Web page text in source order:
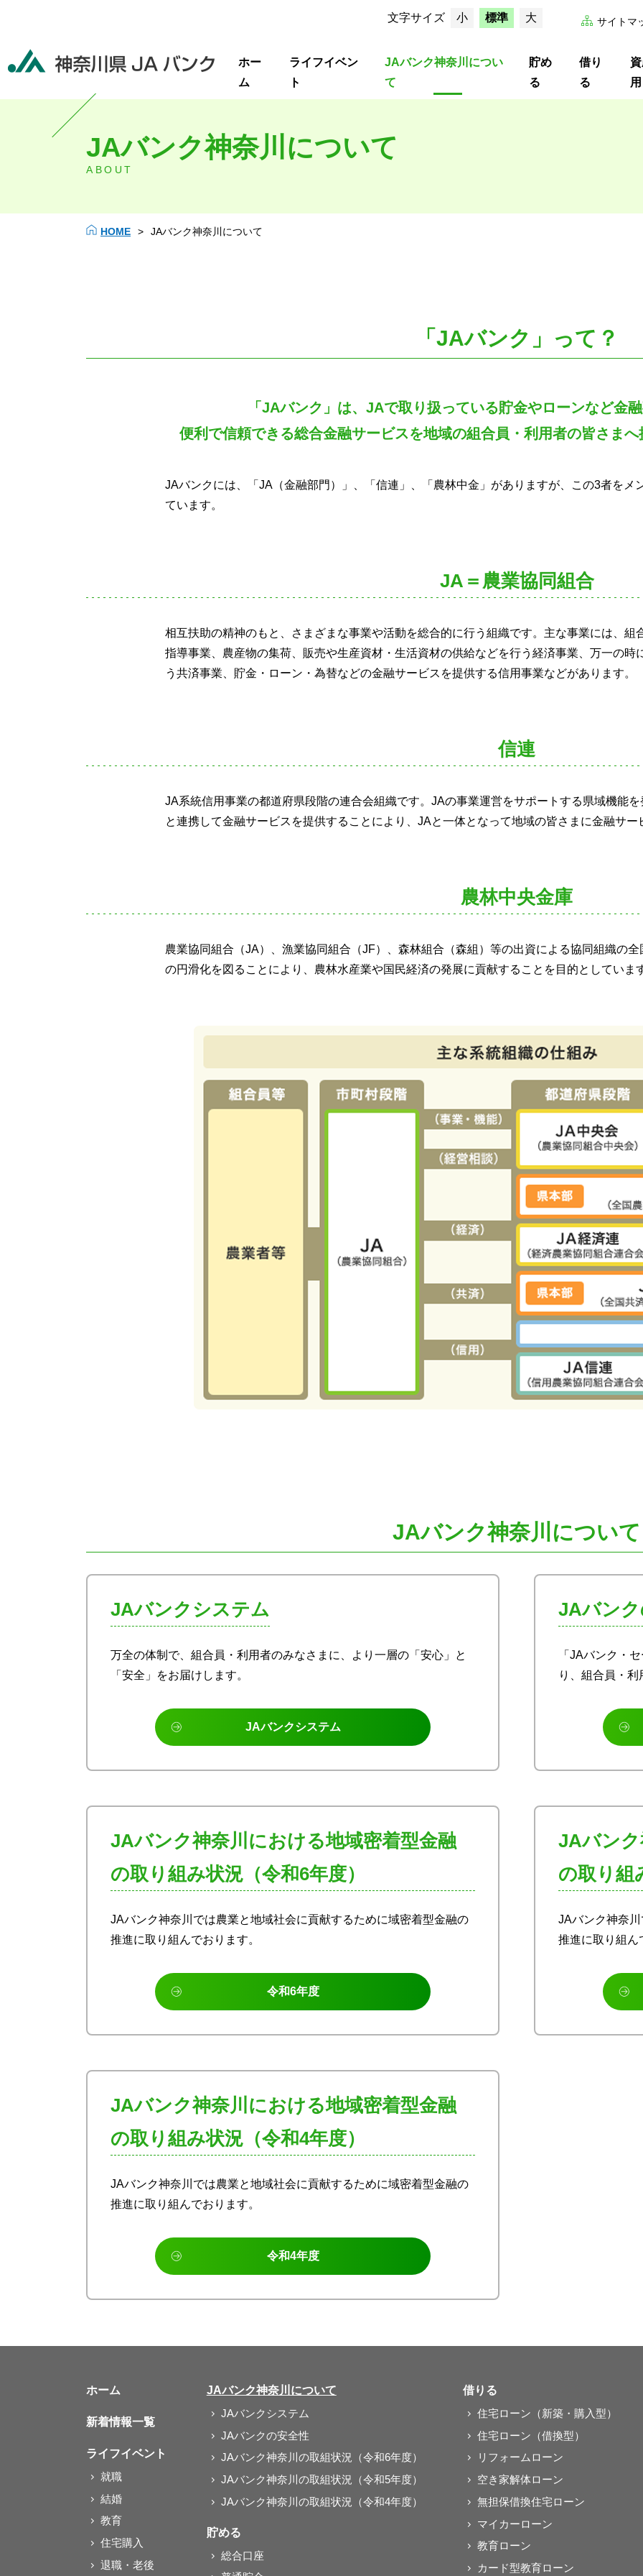
文字サイズ 小 標準 大
ホー
ム
ライフイベン
ト
JAバンク神奈川につい
て
貯め
る
借り
る
用
サイトマ
JAバンク神奈川について
ABOUT
HOME > JAバンク神奈川について
「JAバンク」って？
「JAバンク」は、JAで取り扱っている貯金やローンなど金
便利で信頼できる総合金融サービスを地域の組合員・利用者の皆さま
JAバンクには、「JA（金融部門）」、「信連」、「農林中金」がありますが、この3者をメ
ています。
JA＝農業協同組合
相互扶助の精神のもと、さまざまな事業や活動を総合的に行う組織です。主な事業には、
指導事業、農産物の集荷、販売や生産資材・生活資材の供給などを行う経済事業、万一の
う共済事業、貯金・ローン・為替などの金融サービスを提供する信用事業などがあります。
信連
JA系統信用事業の都道府県段階の連合会組織です。JAの事業運営をサポートする県域機能
と連携して金融サービスを提供することにより、JAと一体となって地域の皆さまに金融サ
農林中央金庫
農業協同組合（JA）、漁業協同組合（JF）、森林組合（森組）等の出資による協同組織の
の円滑化を図ることにより、農林水産業や国民経済の発展に貢献することを目的としていま
JAバンク神奈川について
JAバンクシステム
万全の体制で、組合員・利用者のみなさまに、より一層の「安心」と
「安全」をお届けします。
JAバンクシステム
JAバン
「JAバンク・
り、組合員・
JAバンク神奈川における地域密着型金融
の取り組み状況（令和6年度）
JAバンク神奈川では農業と地域社会に貢献するために域密着型金融の
推進に取り組んでおります。
令和6年度
JAバン
の取り組
JAバンク神奈
推進に取り組ん
JAバンク神奈川における地域密着型金融
の取り組み状況（令和4年度）
JAバンク神奈川では農業と地域社会に貢献するために域密着型金融の
推進に取り組んでおります。
令和4年度
ホーム
新着情報一覧
ライフイベント
就職
結婚
教育
住宅購入
退職・老後
JAバンク神奈川について
JAバンクシステム
JAバンクの安全性
JAバンク神奈川の取組状況（令和6年度）
JAバンク神奈川の取組状況（令和5年度）
JAバンク神奈川の取組状況（令和4年度）
貯める
総合口座
借りる
住宅ローン（新築・購入型）
住宅ローン（借換型）
リフォームローン
空き家解体ローン
無担保借換住宅ローン
マイカーローン
教育ローン
カード型教育ローン